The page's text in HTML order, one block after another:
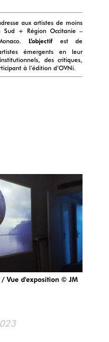
aux artistes de moins
+ Région Occitanie –
L’objectif
est de
émergents en leur
des critiques,
à l’édition d’OVNi.
/ Vue d'exposition © JM